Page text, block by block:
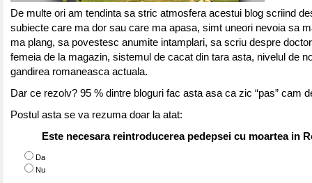
De multe ori am tendinta sa stric atmosfera acestui blog scriind
subiecte care ma dor sau care ma apasa, simt uneori nevoia sa
ma plang, sa povestesc anumite intamplari, sa scriu despre
femeia de la magazin, sistemul de cacat din tara asta, nivelul de
gandirea romaneasca actuala.
Dar ce rezolv? 95 % dintre bloguri fac asta asa ca zic “pas” cam
Postul asta se va rezuma doar la atat:
Este necesara reintroducerea pedepsei cu moartea in
Da
Nu